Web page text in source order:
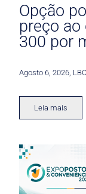
Opção
preço
300 por
Agosto 6, 2026 LBC
Leia mais